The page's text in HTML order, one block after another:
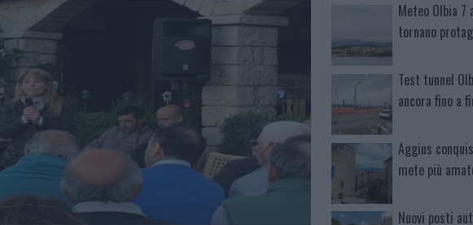
Meteo Olbia 7
tornano
Test tunnel
ancora fino a
Aggius
mete più
Nuovi posti